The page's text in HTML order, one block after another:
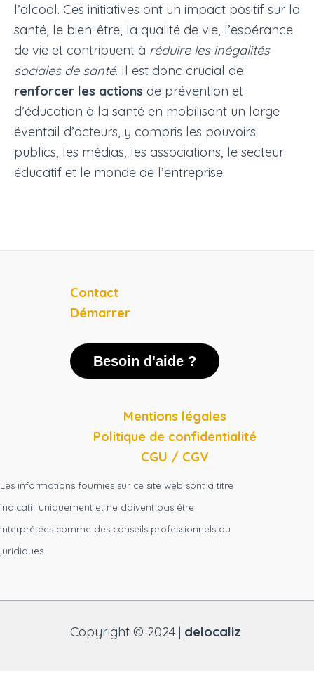
l’alcool. Ces initiatives ont un impact positif sur la
santé, le bien-être, la qualité de vie, l’espérance
de vie et contribuent à réduire les inégalités
sociales de santé. Il est donc crucial de
renforcer les actions de prévention et
d’éducation à la santé en mobilisant un large
éventail d’acteurs, y compris les pouvoirs
publics, les médias, les associations, le secteur
éducatif et le monde de l’entreprise.
Contact
Démarrer
Besoin d'aide ?
Mentions légales
Politique de confidentialité
CGU / CGV
Les informations fournies sur ce site web sont à titre
indicatif uniquement et ne doivent pas être
interprétées comme des conseils professionnels ou
juridiques.
Copyright © 2024 | delocaliz